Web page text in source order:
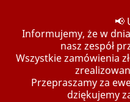
📢
Informujemy, że w
nasz zespół
Wszystkie zamówienia
Przepraszamy za
dziękujemy